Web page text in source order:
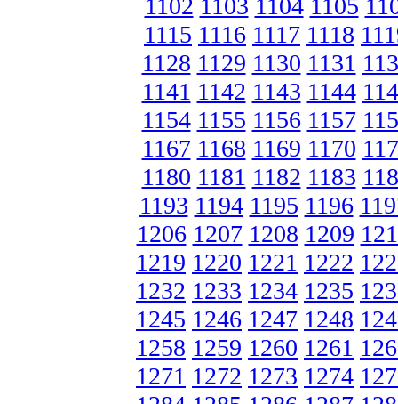
1102 1103 1104 1105
1115 1116 1117 1118
1128 1129 1130 1131
1141 1142 1143 1144
1154 1155 1156 1157
1167 1168 1169 1170
1180 1181 1182 1183
1193 1194 1195 1196
1206 1207 1208 1209
1219 1220 1221 1222
1232 1233 1234 1235
1245 1246 1247 1248
1258 1259 1260 1261
1271 1272 1273 1274